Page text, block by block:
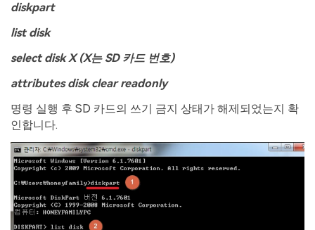
diskpart
list disk
select disk X (X는SD 카드번호)
attributes disk clear readonly
명령 실행 후 SD 카드의 쓰기 금지 상태가 해제되었는지 확
인합니다.